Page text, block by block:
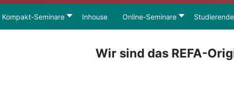
Kompakt-Seminare Inhouse Online-Seminare Studierende
Wir sind das REFA-